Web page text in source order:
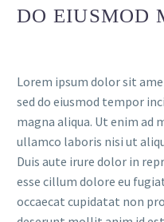
DO EIUSMOD
Lorem ipsum dolor sit
sed do eiusmod tempor
magna aliqua. Ut enim ad
ullamco laboris nisi ut
Duis aute irure dolor in
esse cillum dolore eu
occaecat cupidatat non